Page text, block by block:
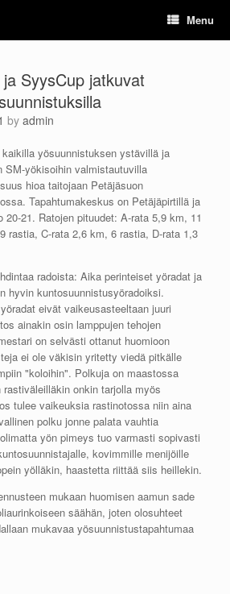
Menu
SyysCup jatkuvat
by admin
yösuunnistuksen ystävillä ja
SM-yökisoihin valmistautuvilla
hioa taitojaan Petäjäsuon
Tapahtumakeskus on Petäjäpirtillä ja
20-21. Ratojen pituudet: A-rata 5,9 km, 11
rastia, C-rata 2,6 km, 6 rastia, D-rata 1,3
radoista: Aika perinteiset yöradat ja
hyvin kuntosuunnistusyöradoiksi.
eivät vaikeusasteeltaan juuri
ainakin osin lamppujen tehojen
on selvästi ottanut huomioon
ei ole väkisin yritetty viedä pitkälle
"koloihin". Polkuja on maastossa
onkin tarjolla myös
tulee vaikeuksia rastinotossa niin aina
polku jonne palata vauhtia
yön pimeys tuo varmasti sopivasti
kovimmille menijöille
yölläkin, haastetta riittää siis heillekin.
mukaan huomisen aamun sade
säähän, joten olosuhteet
mukavaa yösuunnistustapahtumaa